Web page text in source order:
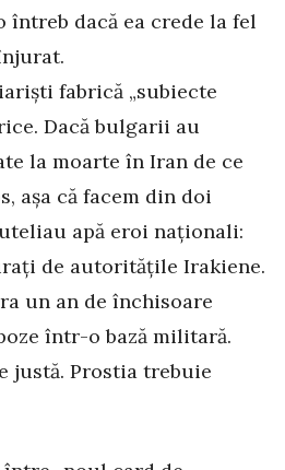
întreb dacă ea crede la fel
fabrică „subiecte
Dacă bulgarii au
la moarte în Iran de ce
așa că facem din doi
apă eroi naționali:
de autoritățile Irakiene.
un an de închisoare
într-o bază militară.
justă. Prostia trebuie